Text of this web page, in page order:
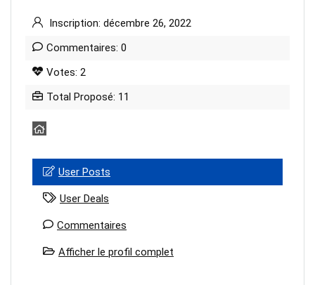
Inscription: décembre 26, 2022
Commentaires: 0
Votes: 2
Total Proposé: 11
User Posts
User Deals
Commentaires
Afficher le profil complet